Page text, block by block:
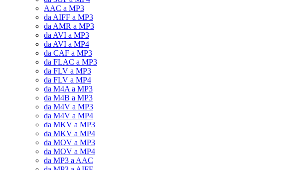
AAC a MP3
da AIFF a MP3
da AMR a MP3
da AVI a MP3
da AVI a MP4
da CAF a MP3
da FLAC a MP3
da FLV a MP3
da FLV a MP4
da M4A a MP3
da M4B a MP3
da M4V a MP3
da M4V a MP4
da MKV a MP3
da MKV a MP4
da MOV a MP3
da MOV a MP4
da MP3 a AAC